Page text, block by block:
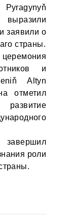
Pyragynyň
заявили о
страны.
и
Altyn
отметил
роли